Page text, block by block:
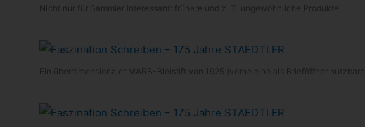
Nicht nur für Samm­ler inter­es­sant: frü­here und z. T. unge­wöhn­li­che Produkte
Ein über­di­men­sio­na­ler MARS-​Bleistift von 1925 (vorne eine als Brief­öff­ner nutz­bare